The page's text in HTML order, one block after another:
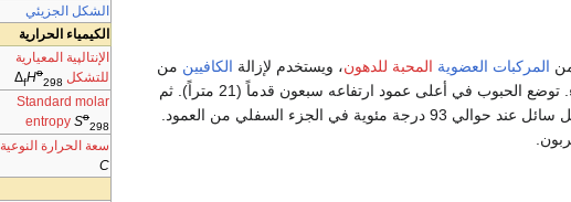
الشكل الجزيئي
الكيمياء الحرارية
الإنتالپية المعيارية
للتشكل
fHo
298
Standard molar
entropy So
298
سعة الحرارة النوعية
C
المركبات العضوية المحبة للدهون، ويستخدم لإزالة الكافيين من
. أولاً، تنقع حبوب البن الخضراء في الماء. توضع الحبوب في أعلى عمود ارتفاعه سبعون قدماً (21 متراً). ثم
يدخل ثاني أكسيد الكربون فوق الحرج في شكل سائل عند حوالي 93 درجة مئوية في الجزء السفلي من العمود.